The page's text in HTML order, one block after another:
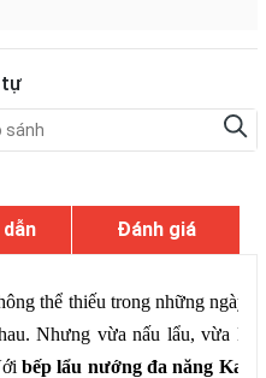
tự
Đánh giá
thể thiếu trong những ngày
Nhưng vừa nấu lẩu, vừa
bếp lẩu nướng đa năng